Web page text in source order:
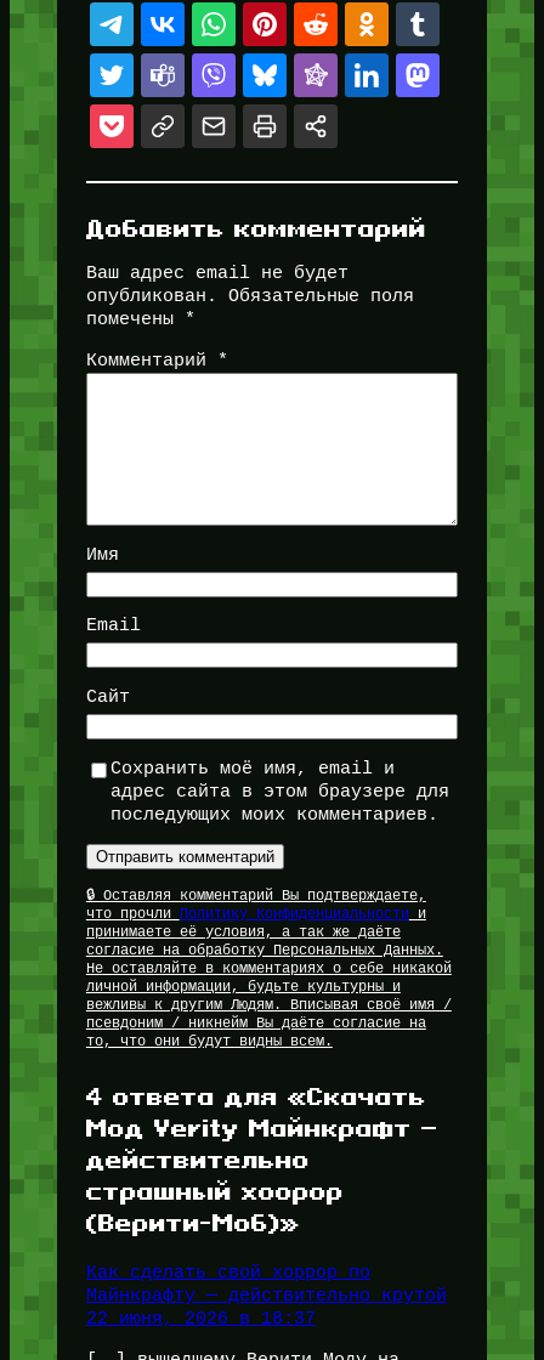
Добавить комментарий
Ваш адрес email не будет
опубликован.
Обязательные поля
помечены
*
Комментарий *
Имя
Email
Сайт
Сохранить моё имя, email и
адрес сайта в этом браузере для
последующих моих комментариев.
🔒 Оставляя комментарий Вы подтверждаете,
что прочли Политику Конфиденциальностии
принимаете её условия, а так же даёте
согласие на обработку Персональных Данных.
Не оставляйте в комментариях о себе никакой
личной информации, будьте культурны и
вежливы к другим Людям. Вписывая своё имя /
псевдоним / никнейм Вы даёте согласие на
то, что они будут видны всем.
4 ответа для «Скачать
Мод Verity Майнкрафт —
действительно
страшный хоорор
(Верити-Моб)»
Как сделать свой хоррор по
Майнкрафту — действительно крутой
22 июня, 2026 в 18:37